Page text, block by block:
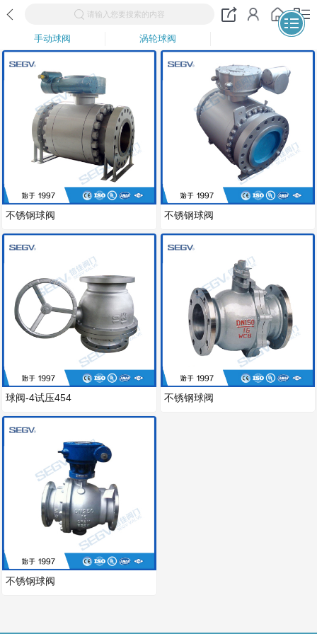
请输入您要搜索的内容
手动球阀 涡轮球阀
不锈钢球阀
球阀-4试压454
不锈钢球阀
不锈钢球阀
不锈钢球阀